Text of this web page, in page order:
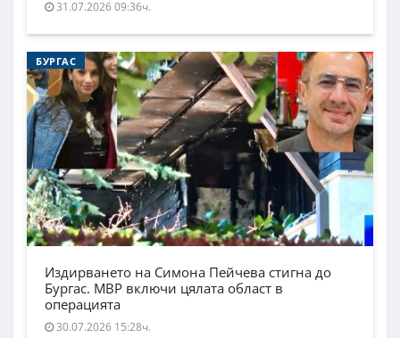
31.07.2026 09:36ч.
БУРГАС
Издирването на Симона Пейчева стигна до
Бургас. МВР включи цялата област в
операцията
30.07.2026 15:28ч.